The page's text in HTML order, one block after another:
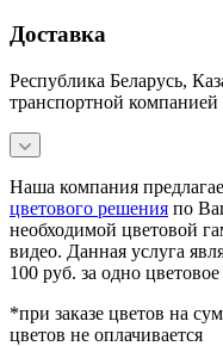
Доставка
Республика Беларусь,
транспортной
Наша компания
цветового решения по
необходимой цветовой
видео. Данная услуга
100 руб. за одно
*при заказе цветов на
цветов не оплачивается